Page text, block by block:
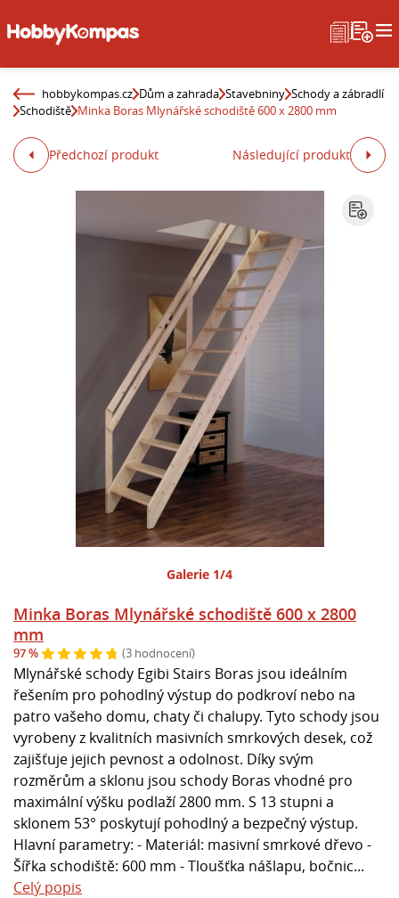
hobbykompas.cz Dům a zahrada Stavebniny Schody a zábradlí
Schodiště Minka Boras Mlynářské schodiště 600 x 2800 mm
Předchozí produkt Následující produkt
Galerie 1/4
Minka Boras Mlynářské schodiště 600 x 2800
mm
97 % (3 hodnocení)
Mlynářské schody Egibi Stairs Boras jsou ideálním
řešením pro pohodlný výstup do podkroví nebo na
patro vašeho domu, chaty či chalupy. Tyto schody jsou
vyrobeny z kvalitních masivních smrkových desek, což
zajišťuje jejich pevnost a odolnost. Díky svým
rozměrům a sklonu jsou schody Boras vhodné pro
maximální výšku podlaží 2800 mm. S 13 stupni a
sklonem 53° poskytují pohodlný a bezpečný výstup.
Hlavní parametry: - Materiál: masivní smrkové dřevo -
Šířka schodiště: 600 mm - Tloušťka nášlapu, bočnic...
Celý popis